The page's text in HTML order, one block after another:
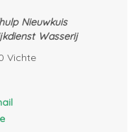
Nieuwkuis
Wasserij
Vichte